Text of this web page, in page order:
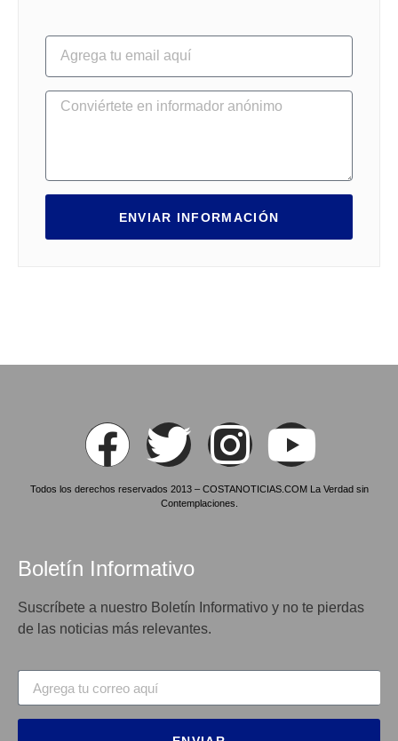
ENVIAR INFORMACIÓN
Todos los derechos reservados 2013 – COSTANOTICIAS.COM La Verdad sin
Contemplaciones.
Boletín Informativo
Suscríbete a nuestro Boletín Informativo y no te pierdas
de las noticias más relevantes.